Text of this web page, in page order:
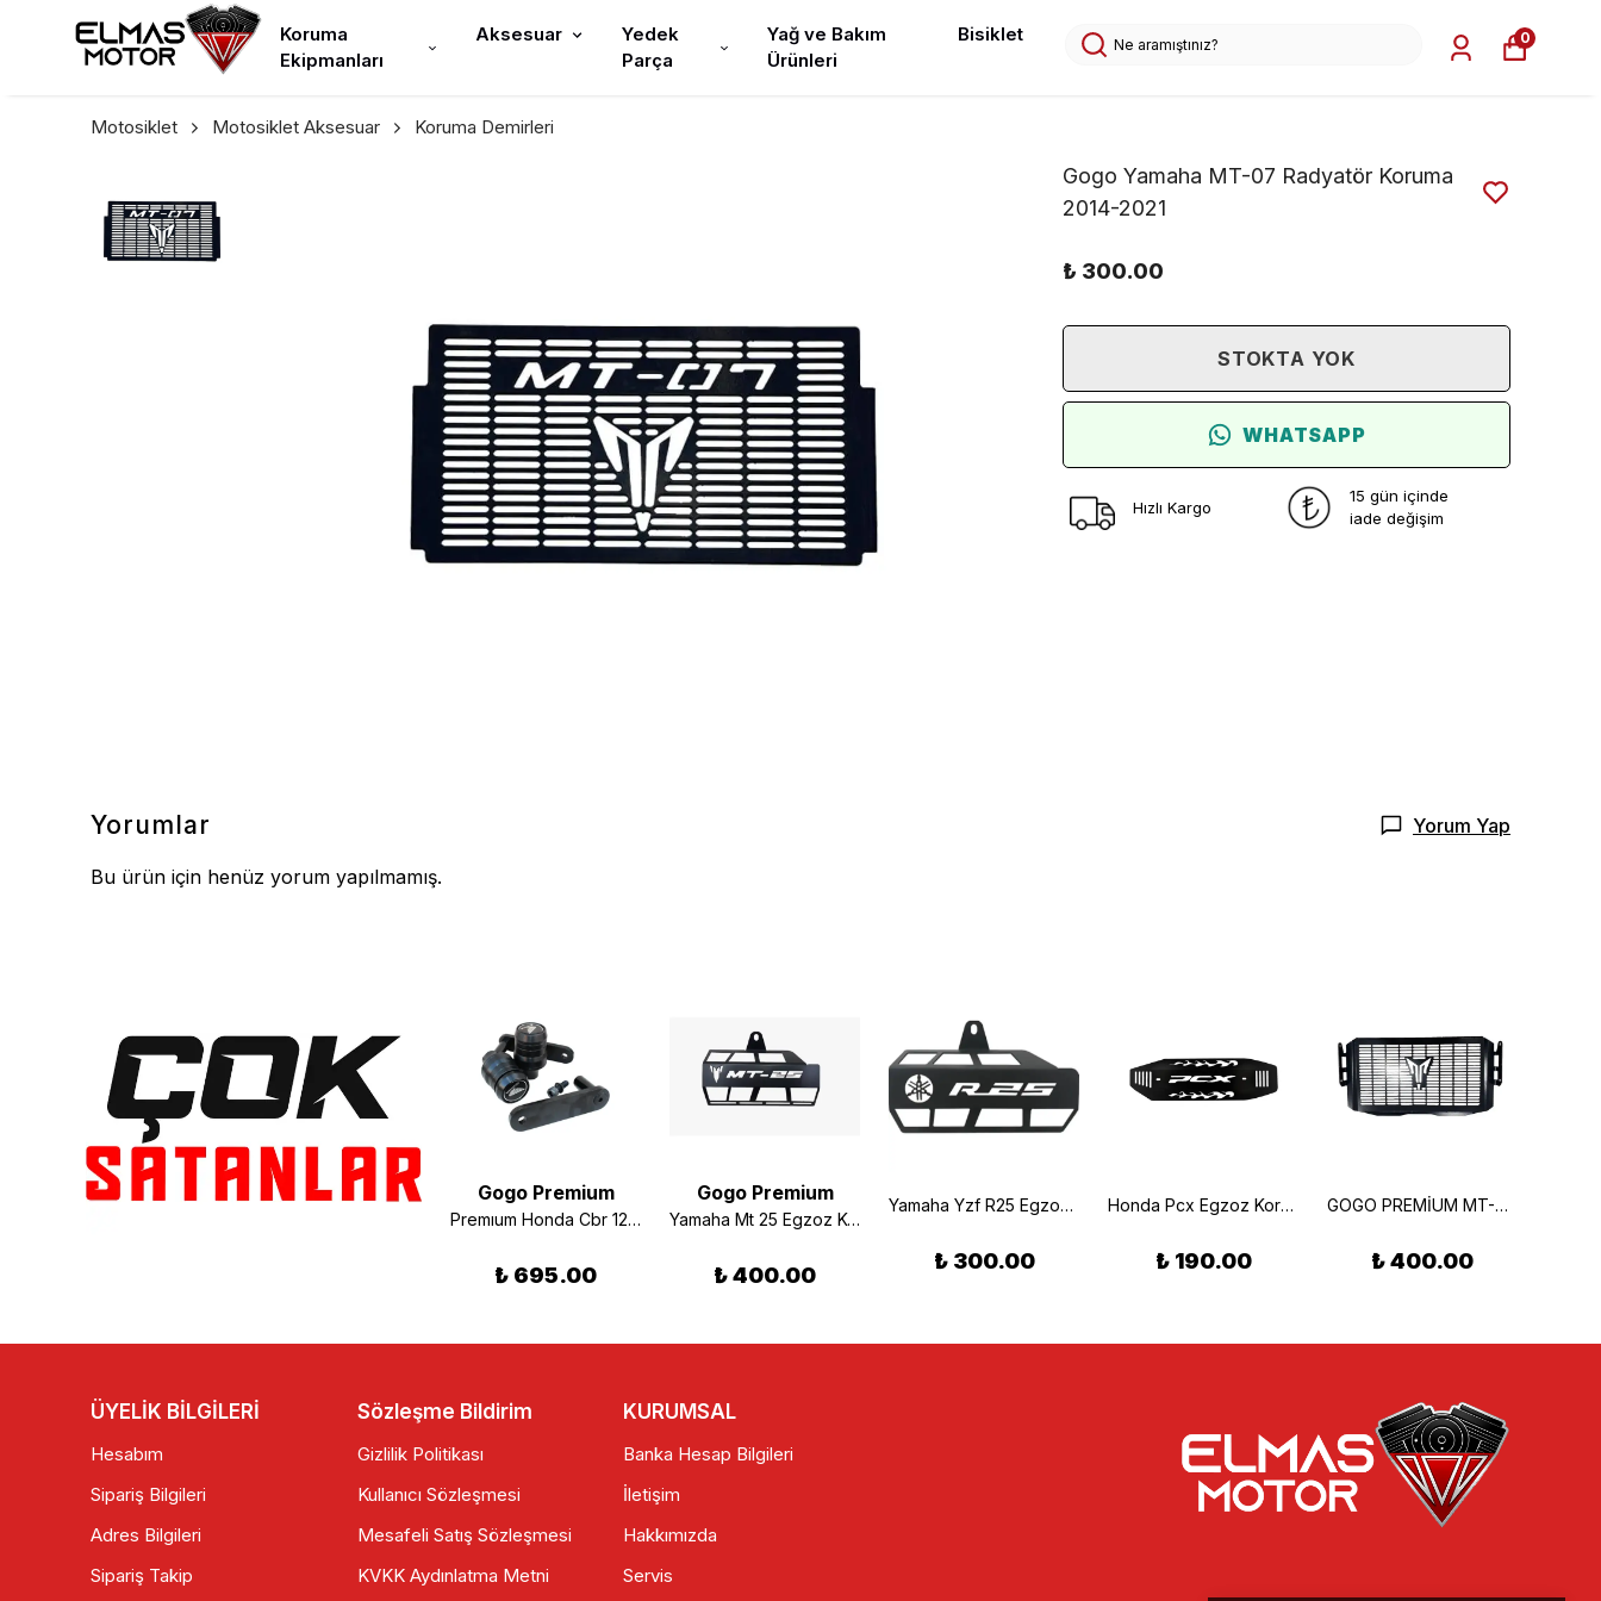
Koruma
Ekipmanları
Aksesuar
Yedek
Parça
Yağ ve Bakım
Ürünleri
Bisiklet 0
Motosiklet Motosiklet Aksesuar Koruma Demirleri
Gogo Yamaha MT-07 Radyatör Koruma
2014-2021
₺ 300.00
STOKTA YOK
WHATSAPP
Hızlı Kargo
15 gün içinde
iade değişim
Yorumlar Yorum Yap
Bu ürün için henüz yorum yapılmamış.
GOGO PREMİUM MT25 RADYATÖR KORUMA YENİ KASA 2019-2022 Yamaha Xmax Egzoz Koruma Demiri Siyah Dar
Gogo Premium
Premıum Honda Cbr 125-250 Koruma Takozu Set
₺ 695.00
Gogo Premium
Yamaha Mt 25 Egzoz Koruma Demiri
₺ 400.00
Yamaha Yzf R25 Egzoz Koruma Demiri
₺ 300.00
Honda Pcx Egzoz Koruma Demiri Alevli
₺ 190.00
GOGO PREMİUM MT-09 TRACER RADYATÖR KORUMA
₺ 400.00
ÜYELİK BİLGİLERİ
Hesabım
Sipariş Bilgileri
Adres Bilgileri
Sipariş Takip
Sözleşme Bildirim
Gizlilik Politikası
Kullanıcı Sözleşmesi
Mesafeli Satış Sözleşmesi
KVKK Aydınlatma Metni
KURUMSAL
Banka Hesap Bilgileri
İletişim
Hakkımızda
Servis